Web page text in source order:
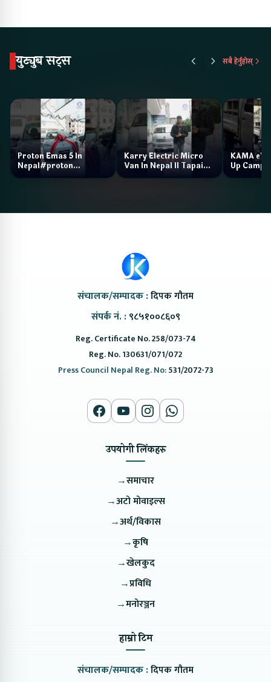
युट्युब सट्स सबै हेर्नुहोस्
Proton Emas 5 In
Nepal#proton
#protonemas5#protonnepal#evcarnepal
Karry Electric Micro
Van In Nepal II Tapaiko
Bazar II Jankari
KAMA eV
Up Camp
संचालक/सम्पादक :दिपक गौतम
संपर्क नं. : ९८५१००८६०९
Reg. Certificate No. 258/073-74
Reg. No. 130631/071/072
Press Council Nepal Reg. No:531/2072-73
उपयोगी लिंकहरु
→समाचार
→अटो मोवाइल्स
→अर्थ/विकास
→कृषि
→खेलकुद
→प्रविधि
→मनोरञ्जन
हाम्रो टिम
संचालक/सम्पादक :दिपक गौतम